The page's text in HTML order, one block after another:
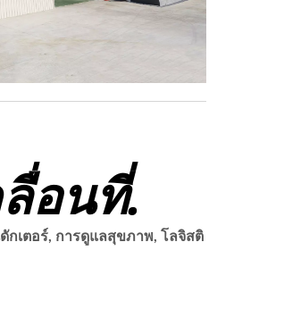
อนที่.
กเตอร์, การดูแลสุขภาพ, โลจิสติ